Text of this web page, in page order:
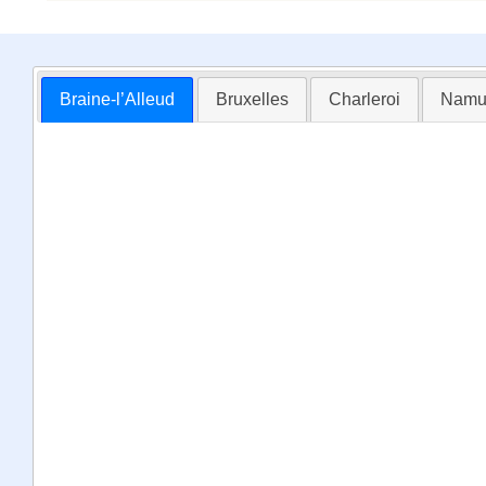
Braine-l’Alleud Bruxelles Charleroi